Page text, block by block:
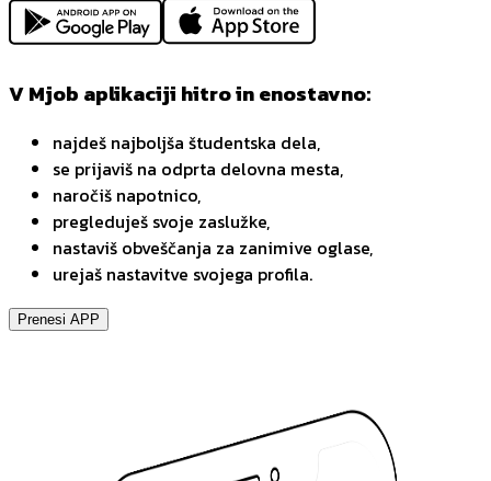
V Mjob aplikaciji hitro in enostavno:
najdeš najboljša študentska dela,
se prijaviš na odprta delovna mesta,
naročiš napotnico,
pregleduješ svoje zaslužke,
nastaviš obveščanja za zanimive oglase,
urejaš nastavitve svojega profila.
Prenesi APP